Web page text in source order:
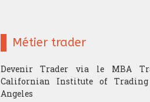
Métier trader
Devenir Trader via le MBA
Californian Institute of
Angeles